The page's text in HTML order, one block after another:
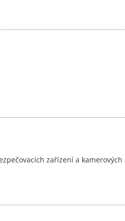
zařízení a kamerových